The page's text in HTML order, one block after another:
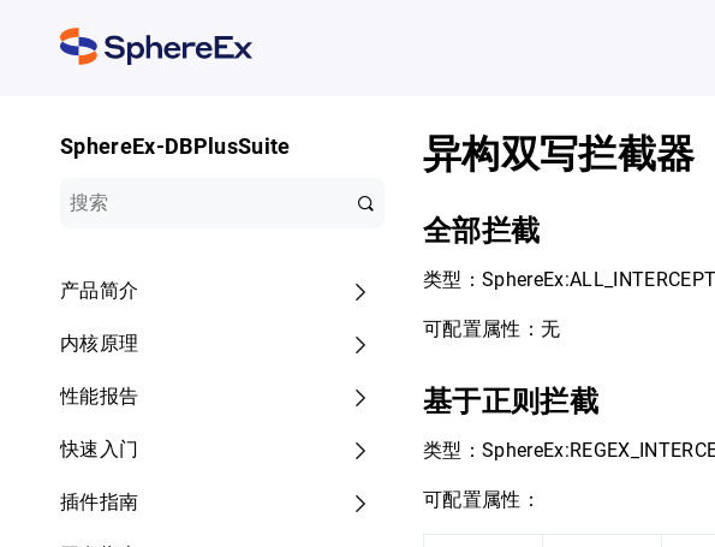
SphereEx-DBPlusSuite
产品简介
内核原理
性能报告
快速入门
插件指南
异构双写拦截器
全部拦截
类型：
可配置属性：无
基于正则拦截
类型：
可配置属性：